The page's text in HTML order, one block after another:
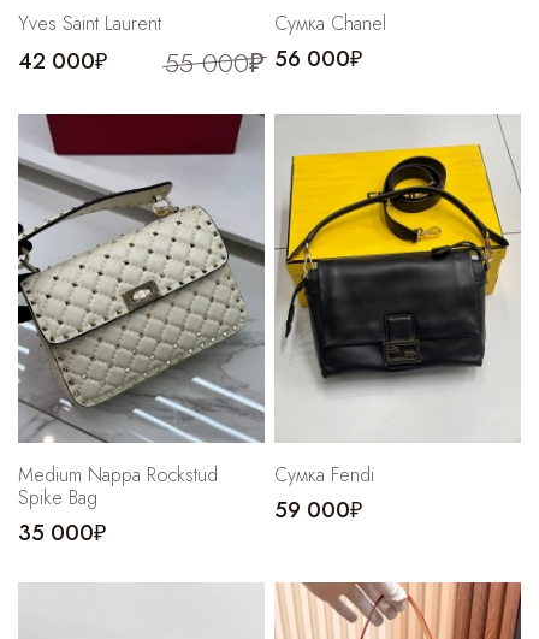
Yves Saint Laurent
42 000₽ 55 000₽
Сумка Chanel
56 000₽
Medium Nappa Rockstud
Spike Bag
35 000₽
Сумка Fendi
59 000₽